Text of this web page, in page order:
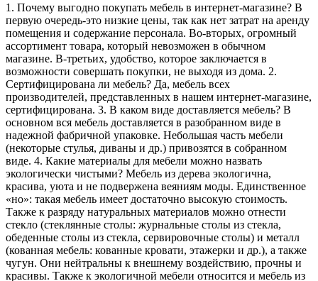
1. Почему выгодно покупать мебель в интернет-магазине? В
первую очередь-это низкие цены, так как нет затрат на аренду
помещения и содержание персонала. Во-вторых, огромный
ассортимент товара, который невозможен в обычном
магазине. В-третьих, удобство, которое заключается в
возможности совершать покупки, не выходя из дома. 2.
Сертифицирована ли мебель? Да, мебель всех
производителей, представленных в нашем интернет-магазине,
сертифицирована. 3. В каком виде доставляется мебель? В
основном вся мебель доставляется в разобранном виде в
надежной фабричной упаковке. Небольшая часть мебели
(некоторые стулья, диваны и др.) привозятся в собранном
виде. 4. Какие материалы для мебели можно назвать
экологически чистыми? Мебель из дерева экологична,
красива, уюта и не подвержена веяниям моды. Единственное
«но»: такая мебель имеет достаточно высокую стоимость.
Также к разряду натуральных материалов можно отнести
стекло (стеклянные столы: журнальные столы из стекла,
обеденные столы из стекла, сервировочные столы) и металл
(кованная мебель: кованные кровати, этажерки и др.), а также
чугун. Они нейтральны к внешнему воздействию, прочны и
красивы. Также к экологичной мебели относится и мебель из